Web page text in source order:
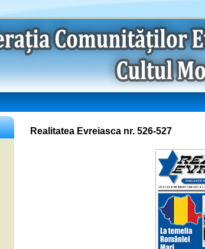
Realitatea Evreiasca nr. 526-527